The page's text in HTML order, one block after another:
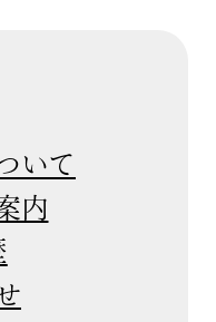
いて
内